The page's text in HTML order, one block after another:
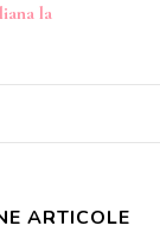
la
ARTICOLE